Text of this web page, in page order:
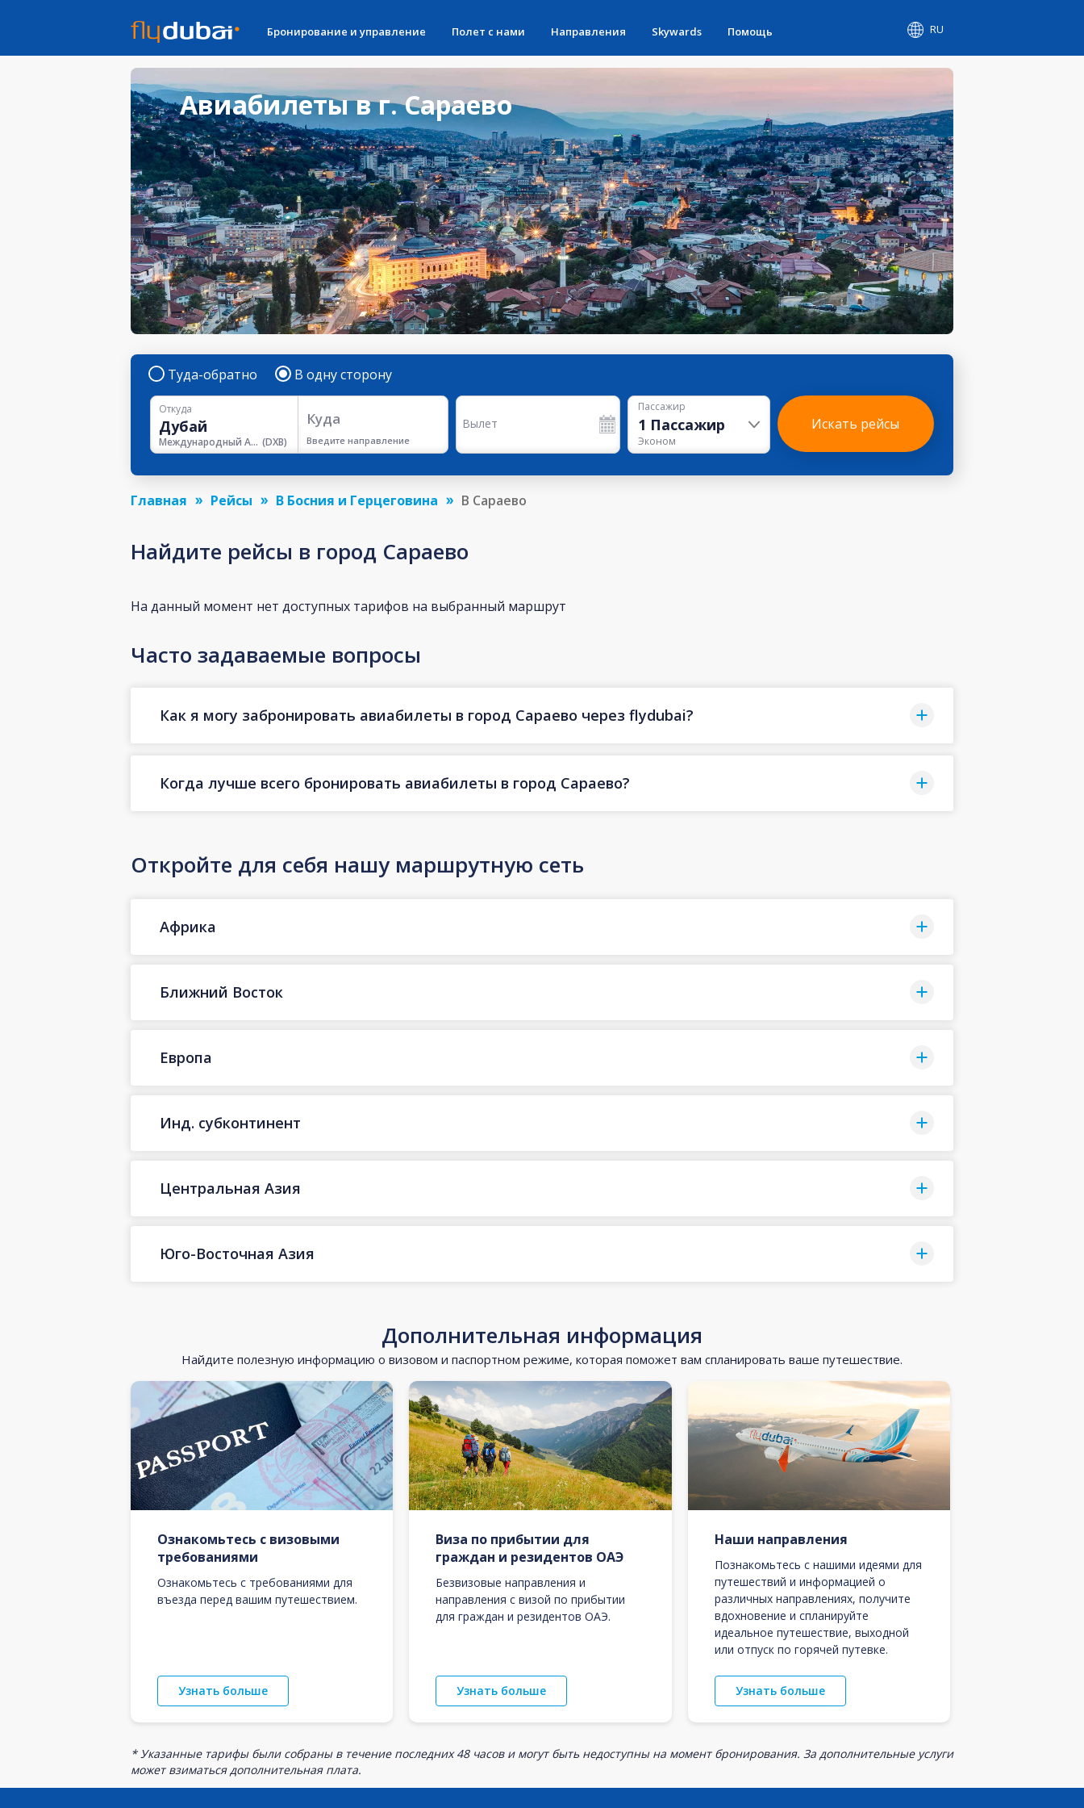
Бронирование и управление Полет с нами Направления Skywards Помощь RU
Авиабилеты в г. Сараево
Туда-обратно В одну сторону
Откуда
Международный Аэропорт Дубая (DXB)
Куда
Введите направление
Вылет
Пассажир
1 Пассажир
Эконом
Искать рейсы
Главная Рейсы В Босния и Герцеговина В Сараево
Найдите рейсы в город Сараево
На данный момент нет доступных тарифов на выбранный маршрут
Часто задаваемые вопросы
Как я могу забронировать авиабилеты в город Сараево через flydubai?
Когда лучше всего бронировать авиабилеты в город Сараево?
Откройте для себя нашу маршрутную сеть
Африка
Ближний Восток
Европа
Инд. субконтинент
Центральная Азия
Юго-Восточная Азия
Дополнительная информация
Найдите полезную информацию о визовом и паспортном режиме, которая поможет вам спланировать ваше путешествие.
Ознакомьтесь с визовыми
требованиями
Ознакомьтесь с требованиями для
въезда перед вашим путешествием.
Узнать больше
Виза по прибытии для
граждан и резидентов ОАЭ
Безвизовые направления и
направления с визой по прибытии
для граждан и резидентов ОАЭ.
Узнать больше
Наши направления
Познакомьтесь с нашими идеями для
путешествий и информацией о
различных направлениях, получите
вдохновение и спланируйте
идеальное путешествие, выходной
или отпуск по горячей путевке.
Узнать больше
* Указанные тарифы были собраны в течение последних 48 часов и могут быть недоступны на момент бронирования. За дополнительные услуги
может взиматься дополнительная плата.